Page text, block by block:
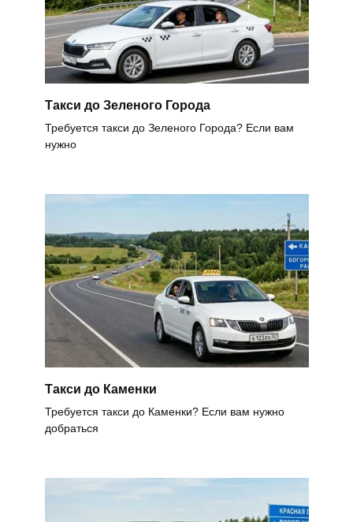
Такси до Зеленого Города
Требуется такси до Зеленого Города? Если вам
нужно
Такси до Каменки
Требуется такси до Каменки? Если вам нужно
добраться